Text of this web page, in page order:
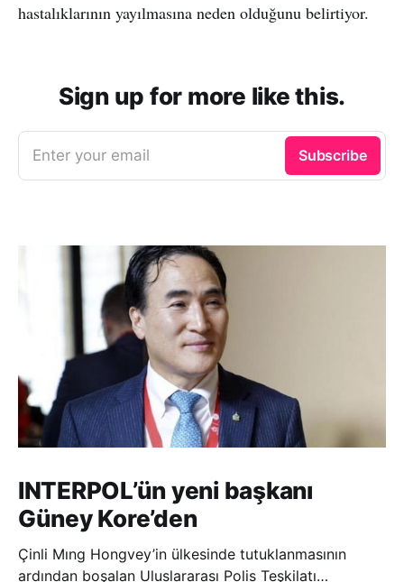
hastalıklarının yayılmasına neden olduğunu belirtiyor.
Sign up for more like this.
Enter your email Subscribe
INTERPOL’ün yeni başkanı
Güney Kore’den
Çinli Mıng Hongvey’in ülkesinde tutuklanmasının
ardından boşalan Uluslararası Polis Teşkilatı